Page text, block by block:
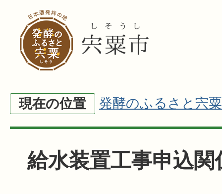
現在の位置 発酵のふるさと宍粟
給水装置工事申込関